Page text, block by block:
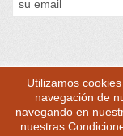
Utilizamos
navegación de
navegando en
nuestras